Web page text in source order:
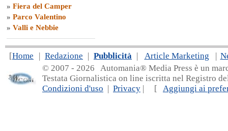
» Fiera del Camper
» Parco Valentino
» Valli e Nebbie
[Home | Redazione | Pubblicità | Article Marketing |
© 2007 - 2026 Automania® Media Press è un
Testata Giornalistica on line iscritta nel Registro
Condizioni d'uso | Privacy | [ Aggiungi ai